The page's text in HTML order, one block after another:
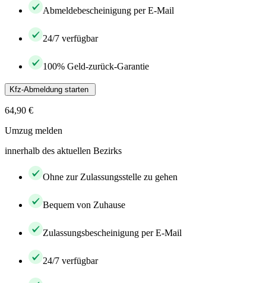
Abmeldebescheinigung per E-Mail
24/7 verfügbar
100% Geld-zurück-Garantie
Kfz-Abmeldung starten
64,90 €
Umzug melden
innerhalb des aktuellen Bezirks
Ohne zur Zulassungsstelle zu gehen
Bequem von Zuhause
Zulassungsbescheinigung per E-Mail
24/7 verfügbar